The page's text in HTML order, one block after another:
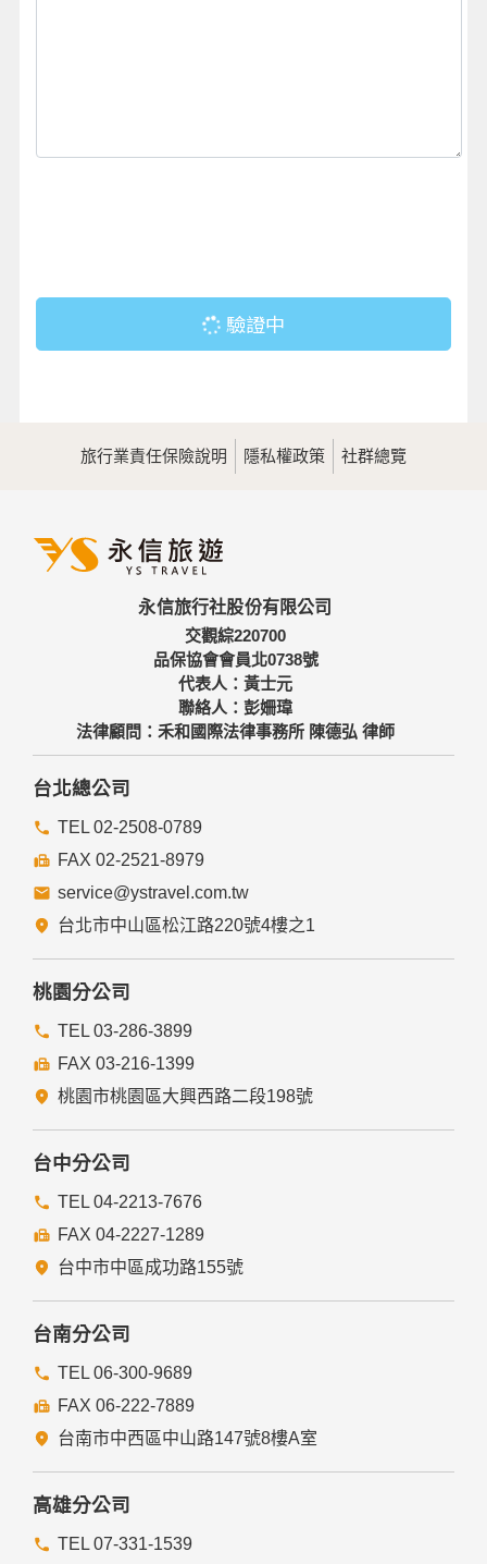
驗證中
旅行業責任保險說明 隱私權政策 社群總覽
永信旅行社股份有限公司
交觀綜220700
品保協會會員北0738號
代表人：黃士元
聯絡人：彭姍瑋
法律顧問：禾和國際法律事務所 陳德弘 律師
台北總公司
TEL 02-2508-0789
FAX 02-2521-8979
service@ystravel.com.tw
台北市中山區松江路220號4樓之1
桃園分公司
TEL 03-286-3899
FAX 03-216-1399
桃園市桃園區大興西路二段198號
台中分公司
TEL 04-2213-7676
FAX 04-2227-1289
台中市中區成功路155號
台南分公司
TEL 06-300-9689
FAX 06-222-7889
台南市中西區中山路147號8樓A室
高雄分公司
TEL 07-331-1539